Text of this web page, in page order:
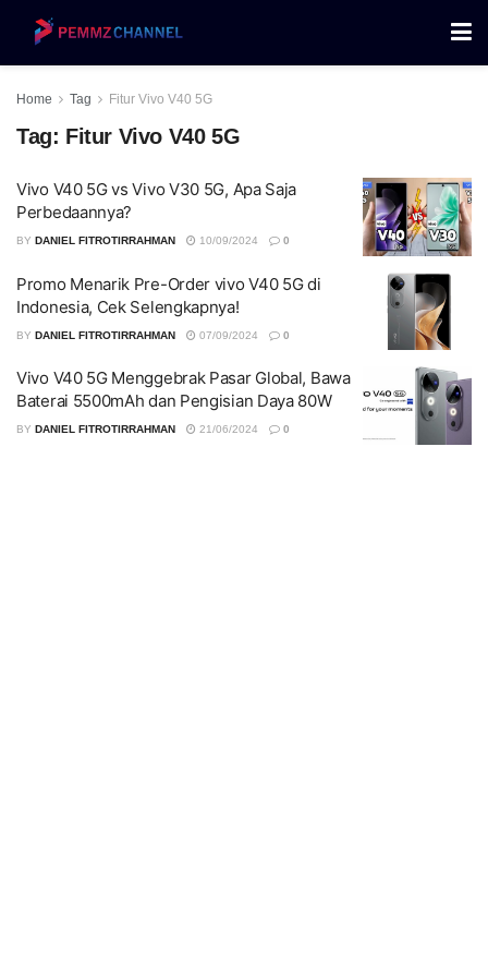
Home Tag Fitur Vivo V40 5G
Tag: Fitur Vivo V40 5G
Vivo V40 5G vs Vivo V30 5G, Apa Saja
Perbedaannya?
BY DANIEL FITROTIRRAHMAN 10/09/2024 0
Promo Menarik Pre-Order vivo V40 5G di
Indonesia, Cek Selengkapnya!
BY DANIEL FITROTIRRAHMAN 07/09/2024 0
Vivo V40 5G Menggebrak Pasar Global, Bawa
Baterai 5500mAh dan Pengisian Daya 80W
BY DANIEL FITROTIRRAHMAN 21/06/2024 0